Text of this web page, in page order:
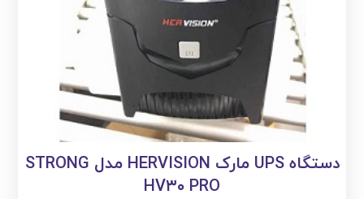
دستگاه UPS مارک HERVISION مدل STRONG
HV۳۰ PRO